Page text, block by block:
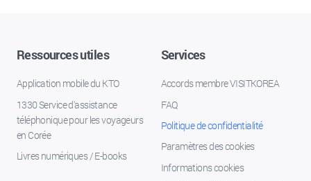
Ressources utiles
Application mobile du KTO
1330 Service d'assistance
téléphonique pour les voyageurs
en Corée
Livres numériques / E-books
Services
Accords membre VISITKOREA
FAQ
Politique de confidentialité
Paramètres des cookies
Informations cookies